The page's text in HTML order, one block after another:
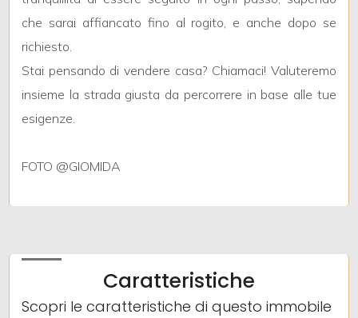
che sarai affiancato fino al rogito, e anche dopo se
richiesto.
Stai pensando di vendere casa? Chiamaci! Valuteremo
insieme la strada giusta da percorrere in base alle tue
esigenze.
FOTO @GIOMIDA
Caratteristiche
Scopri le caratteristiche di questo immobile
5
5+
Altre
-
Posto auto/Box